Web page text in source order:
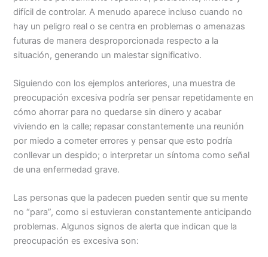
difícil de controlar. A menudo aparece incluso cuando no
hay un peligro real o se centra en problemas o amenazas
futuras de manera desproporcionada respecto a la
situación, generando un malestar significativo.
Siguiendo con los ejemplos anteriores, una muestra de
preocupación excesiva podría ser pensar repetidamente en
cómo ahorrar para no quedarse sin dinero y acabar
viviendo en la calle; repasar constantemente una reunión
por miedo a cometer errores y pensar que esto podría
conllevar un despido; o interpretar un síntoma como señal
de una enfermedad grave.
Las personas que la padecen pueden sentir que su mente
no “para”, como si estuvieran constantemente anticipando
problemas. Algunos signos de alerta que indican que la
preocupación es excesiva son: